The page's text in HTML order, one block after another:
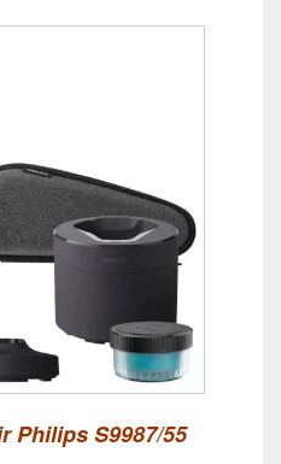
Philips S9987/55